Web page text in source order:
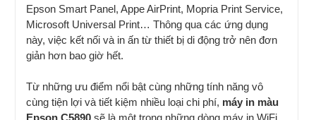
Epson Smart Panel, Appe AirPrint, Mopria Print Service,
Microsoft Universal Print… Thông qua các ứng dụng
này, việc kết nối và in ấn từ thiết bị di động trở nên đơn
giản hơn bao giờ hết.
Từ những ưu điểm nổi bật cùng những tính năng vô
cùng tiện lợi và tiết kiệm nhiều loại chi phí, máy in màu
Epson C5890 sẽ là một trong những dòng máy in WiFi